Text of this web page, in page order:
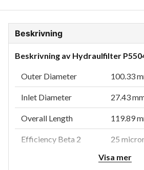
Beskrivning
Beskrivning av Hydraulfilter
Outer Diameter 100.33
Inlet Diameter 27.43
Overall Length 119.89
Efficiency Beta 2 25
In-Line
Visa mer